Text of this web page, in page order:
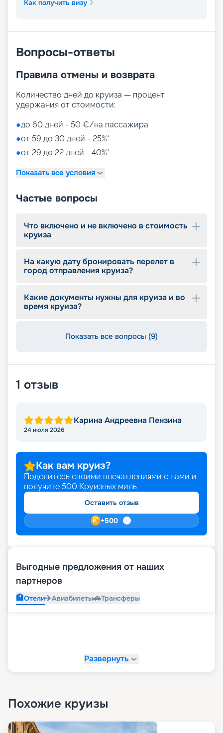
Как получить визу
Вопросы-ответы
Правила отмены и возврата
Количество дней до круиза — процент
удержания от стоимости:
●до 60 дней - 50 €/на пассажира
●от 59 до 30 дней - 25%*
●от 29 до 22 дней - 40%*
Показать все условия
Частые вопросы
Что включено и не включено в стоимость
круиза
На какую дату бронировать перелет в
город отправления круиза?
Какие документы нужны для круиза и во
время круиза?
Показать все вопросы (9)
1 отзыв
Карина Андреевна Пензина
24 июля 2026
Как вам круиз?
Поделитесь своими впечатлениями с нами и
получите 500 Круизных миль
Оставить отзыв
+500
Выгодные предложения от наших
партнеров
🏨Отели✈️Авиабилеты🚗Трансферы
Развернуть
Похожие круизы